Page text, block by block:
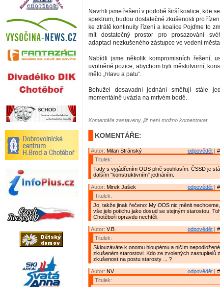
Navrhli jsme řešení v podobě širší koalice, kde
spektrum, budou dostatečné zkušenosti pro
ke ztrátě kontinuity řízení a koalice Pojďme to
mít dostatečný prostor pro prosazování
adaptaci nezkušeného zástupce ve vedení
Nabídli jsme několik kompromisních řešení,
uvolněné pozice, abychom byli městotvorní,
mělo „hlavu a patu“.
Bohužel dosavadní jednání směřují stále
momentálně uvázla na mrtvém bodě.
Komentáře zastaveny, již není možno komentovat.
KOMENTÁŘE:
odpovědět |
Autor: Milan Stránský
Titulek:
Tady s vyjádřením ODS plně souhlasím. ČSSD je
dalším "konstruktivním" jednáním.
odpovědět |
Autor: Mirek Jašek
Titulek:
Jo, takže jinak řečeno: My ODS nic měnit
vše jelo potichu jako dosud se stejným starostou.
Chotěboři opravdu nechtěli.
odpovědět |
Autor: V.B.
Titulek:
Sklouzáváte k onomu hloupému a ničím
zkušeném starostovi. Kdo ze zvolených zastupitelů
zkušenost na postu starosty ... ?
odpovědět |
Autor: NV
Titulek: